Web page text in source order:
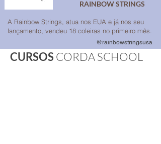
RAINBOW STRINGS
A Rainbow Strings, atua nos EUA e já nos seu
lançamento, vendeu 18 coleiras no primeiro mês.
@rainbowstringsusa
CURSOS CORDA SCHOOL